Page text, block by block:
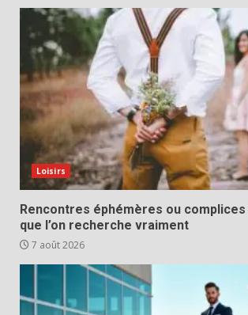
Loisirs
Rencontres éphémères ou
que l’on recherche vraiment
7 août 2026